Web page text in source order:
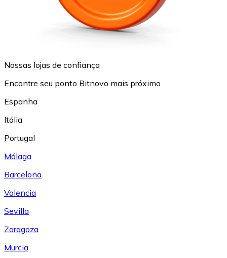
Nossas lojas de confiança
Encontre seu ponto Bitnovo mais próximo
Espanha
Itália
Portugal
Málaga
Barcelona
Valencia
Sevilla
Zaragoza
Murcia